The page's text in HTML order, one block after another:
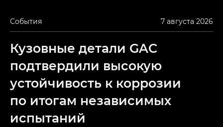
События 7 августа 2026
Кузовные детали GAC
подтвердили высокую
устойчивость к коррозии
по итогам независимых
испытаний